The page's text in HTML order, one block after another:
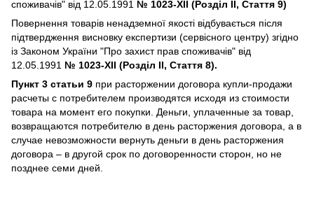
споживачів" від 12.05.1991 № 1023-XII (Розділ II, Стаття 9)
Повернення товарів ненадземної якості відбувається після
підтвердження висновку експертизи (сервісного центру) згідно
із Законом України "Про захист прав споживачів" від
12.05.1991 № 1023-XII (Розділ II, Стаття 8).
Пункт 3 статьи 9 при расторжении договора купли-продажи
расчеты с потребителем производятся исходя из стоимости
товара на момент его покупки. Деньги, уплаченные за товар,
возвращаются потребителю в день расторжения договора, а в
случае невозможности вернуть деньги в день расторжения
договора – в другой срок по договоренности сторон, но не
позднее семи дней.